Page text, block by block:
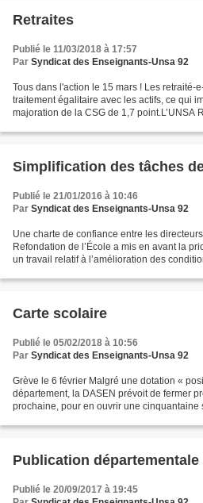
Retraites
Publié le 11/03/2018 à 17:57
Par Syndicat des Enseignants-Unsa 92
Tous dans l'action le 15 mars ! Les retraité-
traitement égalitaire avec les actifs, ce qui
majoration de la CSG de 1,7 point.L’UNSA
Simplification des tâches
Publié le 21/01/2016 à 10:46
Par Syndicat des Enseignants-Unsa 92
Une charte de confiance entre les
Refondation de l’École a mis en avant la
un travail relatif à l’amélioration des
Carte scolaire
Publié le 05/02/2018 à 10:56
Par Syndicat des Enseignants-Unsa 92
Grève le 6 février Malgré une dotation «
département, la DASEN prévoit de fermer
prochaine, pour en ouvrir une cinquantaine
Publication départementale
Publié le 20/09/2017 à 19:45